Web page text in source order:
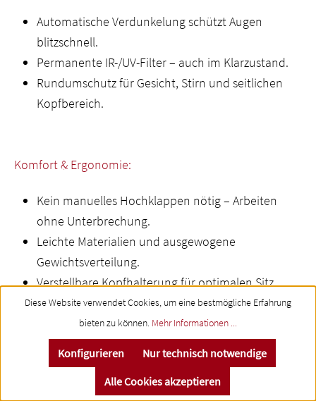
Automatische Verdunkelung schützt Augen
blitzschnell.
Permanente IR-/UV-Filter – auch im Klarzustand.
Rundumschutz für Gesicht, Stirn und seitlichen
Kopfbereich.
Komfort & Ergonomie:
Kein manuelles Hochklappen nötig – Arbeiten
ohne Unterbrechung.
Leichte Materialien und ausgewogene
Gewichtsverteilung.
Verstellbare Kopfhalterung für optimalen Sitz
auch bei Langzeiteinsätzen.
Produktivität & Effizienz:
Diese Website verwendet Cookies, um eine bestmögliche Erfahrung
bieten zu können. Mehr Informationen ...
Nur technisch notwendige
Konfigurieren
Alle Cookies akzeptieren